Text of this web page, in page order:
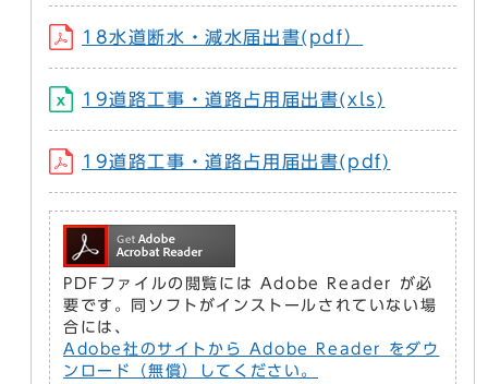
18水道断水・減水届出書(pdf）
19道路工事・道路占用届出書(xls)
19道路工事・道路占用届出書(pdf)
PDFファイルの閲覧には Adobe Reader が必
要です。同ソフトがインストールされていない場
合には、
Adobe社のサイトから Adobe Reader をダウ
ンロード（無償）してください。